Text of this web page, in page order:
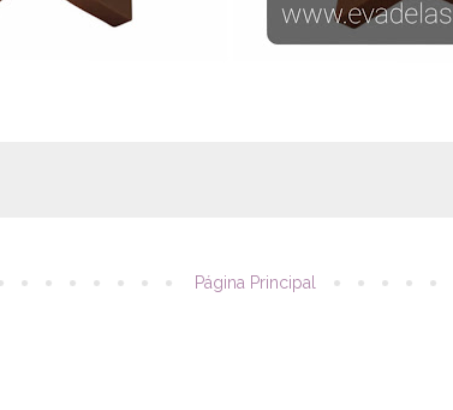
Página Principal